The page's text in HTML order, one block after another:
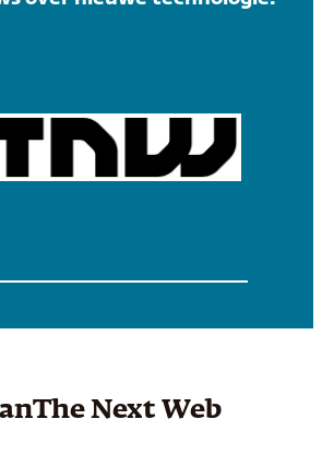
The Next Web